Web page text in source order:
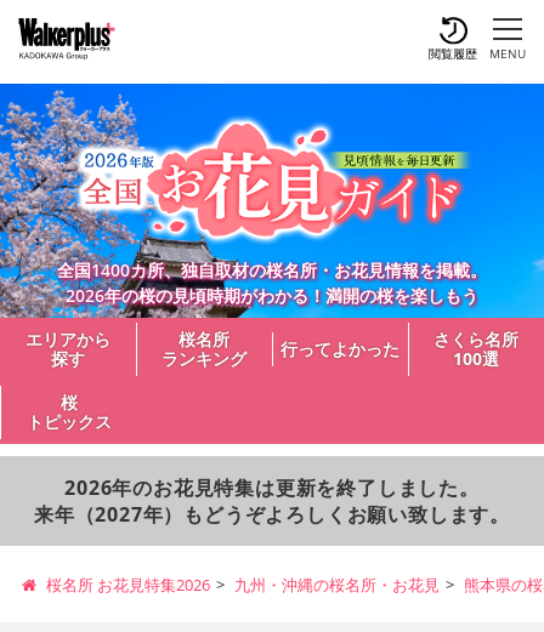
MENU
閲覧履歴
全国1400カ所、独自取材の桜名所・お花見情報を掲載。
2026年の桜の見頃時期がわかる！満開の桜を楽しもう
エリアから
探す
桜名所
ランキング
行ってよかった
さくら名所
100選
桜
トピックス
2026年のお花見特集は更新を終了しました。
来年（2027年）もどうぞよろしくお願い致します。
桜名所 お花見特集2026 九州・沖縄の桜名所・お花見 熊本県の